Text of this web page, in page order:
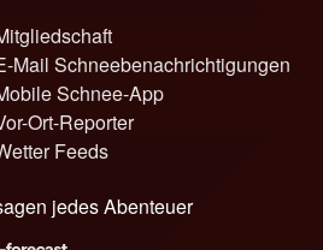
Mail Schneebenachrichtigungen
Schnee-App
Ort-Reporter
Feeds
jedes Abenteuer